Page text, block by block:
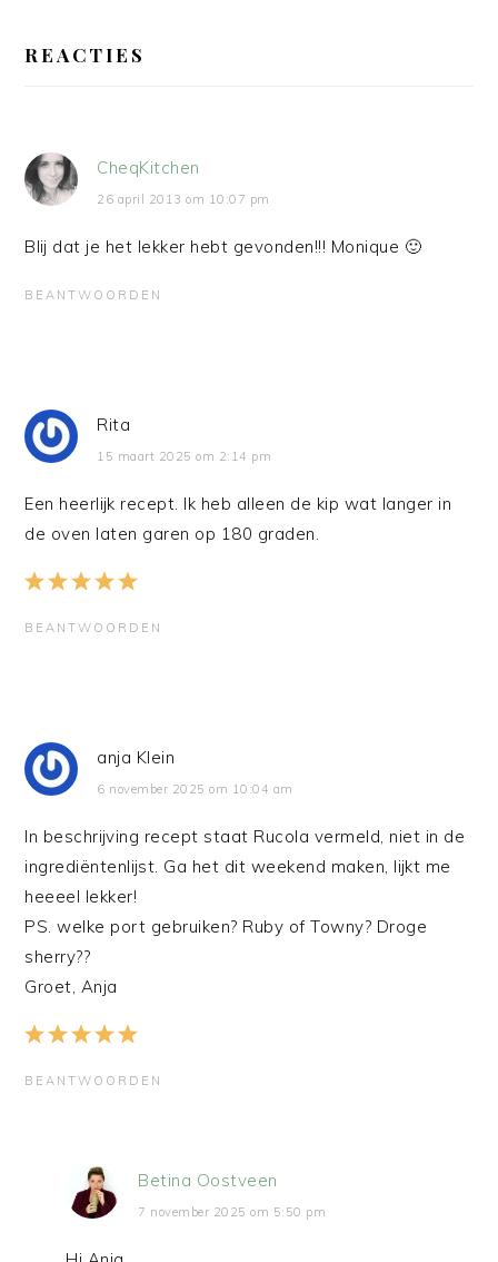
INTERACTIES
REACTIES
CheqKitchen
26 april 2013 om 10:07 pm
Blij dat je het lekker hebt gevonden!!! Monique 🙂
BEANTWOORDEN
Rita
15 maart 2025 om 2:14 pm
Een heerlijk recept. Ik heb alleen de kip wat langer in
de oven laten garen op 180 graden.
BEANTWOORDEN
anja Klein
6 november 2025 om 10:04 am
In beschrijving recept staat Rucola vermeld, niet in de
ingrediëntenlijst. Ga het dit weekend maken, lijkt me
heeeel lekker!
PS. welke port gebruiken? Ruby of Towny? Droge
sherry??
Groet, Anja
BEANTWOORDEN
Betina Oostveen
7 november 2025 om 5:50 pm